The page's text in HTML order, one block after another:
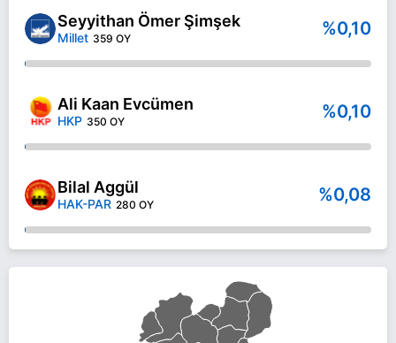
Seyyithan Ömer Şimşek
Millet 359 OY %0,10
Ali Kaan Evcümen
HKP 350 OY %0,10
Bilal Aggül
HAK-PAR 280 OY %0,08